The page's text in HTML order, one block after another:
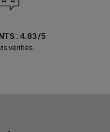
: 4.83/5
vérifiés